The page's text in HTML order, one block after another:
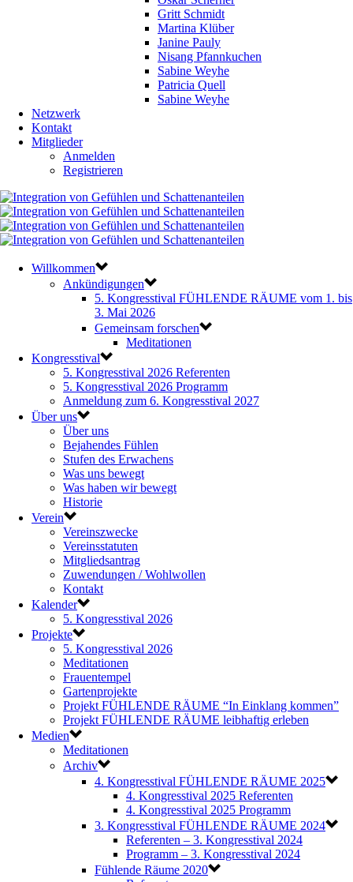
Gritt Schmidt
Martina Klüber
Janine Pauly
Nisang Pfannkuchen
Sabine Weyhe
Patricia Quell
Sabine Weyhe
Netzwerk
Kontakt
Mitglieder
Anmelden
Registrieren
Willkommen
Ankündigungen
5. Kongresstival FÜHLENDE RÄUME vom 1. bis
3. Mai 2026
Gemeinsam forschen
Meditationen
Kongresstival
5. Kongresstival 2026 Referenten
5. Kongresstival 2026 Programm
Anmeldung zum 6. Kongresstival 2027
Über uns
Über uns
Bejahendes Fühlen
Stufen des Erwachens
Was uns bewegt
Was haben wir bewegt
Historie
Verein
Vereinszwecke
Vereinsstatuten
Mitgliedsantrag
Zuwendungen / Wohlwollen
Kontakt
Kalender
5. Kongresstival 2026
Projekte
5. Kongresstival 2026
Meditationen
Frauentempel
Gartenprojekte
Projekt FÜHLENDE RÄUME “In Einklang kommen”
Projekt FÜHLENDE RÄUME leibhaftig erleben
Medien
Meditationen
Archiv
4. Kongresstival FÜHLENDE RÄUME 2025
4. Kongresstival 2025 Referenten
4. Kongresstival 2025 Programm
3. Kongresstival FÜHLENDE RÄUME 2024
Referenten – 3. Kongresstival 2024
Programm – 3. Kongresstival 2024
Fühlende Räume 2020